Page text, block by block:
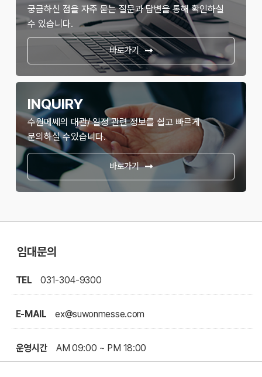
궁금하신 점을 자주 묻는 질문과 답변을 통해 확인하실
수 있습니다.
바로가기
INQUIRY
수원메쎄의 대관/ 일정 관련 정보를 쉽고 빠르게
문의하실 수있습니다.
바로가기
임대문의
TEL 031-304-9300
E-MAIL ex@suwonmesse.com
운영시간 AM 09:00 ~ PM 18:00